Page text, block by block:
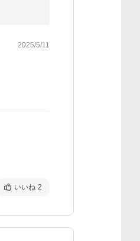
2025/5/11
いいね 2